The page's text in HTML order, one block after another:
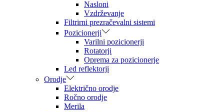
Nasloni
Vzdrževanje
Filtrirni prezračevalni sistemi
Pozicionerji
Varilni pozicionerji
Rotatorji
Oprema za pozicionerje
Led reflektorji
Orodje
Električno orodje
Ročno orodje
Merila